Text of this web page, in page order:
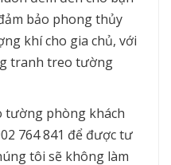
bảo phong thủy
khí cho gia chủ, với
tranh treo tường
tường phòng khách
764 841 để được tư
tôi sẽ không làm